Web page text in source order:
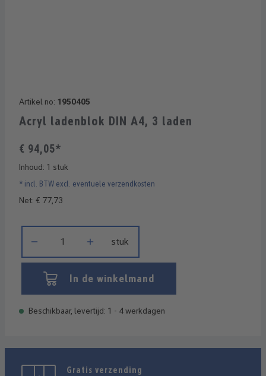
Artikel no: 1950405
Acryl ladenblok DIN A4, 3 laden
€ 94,05*
Inhoud: 1 stuk
* incl. BTW excl. eventuele verzendkosten
Net: € 77,73
stuk
In de winkelmand
Beschikbaar, levertijd: 1 - 4 werkdagen
Gratis verzending